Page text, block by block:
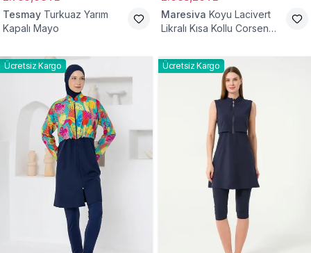
Tesmay Turkuaz Yarım
Kapalı Mayo
Maresiva Koyu Lacivert
Likralı Kısa Kollu Corsen
Ücretsiz Kargo Ücretsiz Kargo